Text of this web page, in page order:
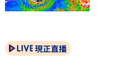
現正直播